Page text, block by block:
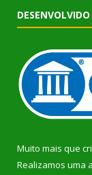
Muito mais que
Realizamos uma